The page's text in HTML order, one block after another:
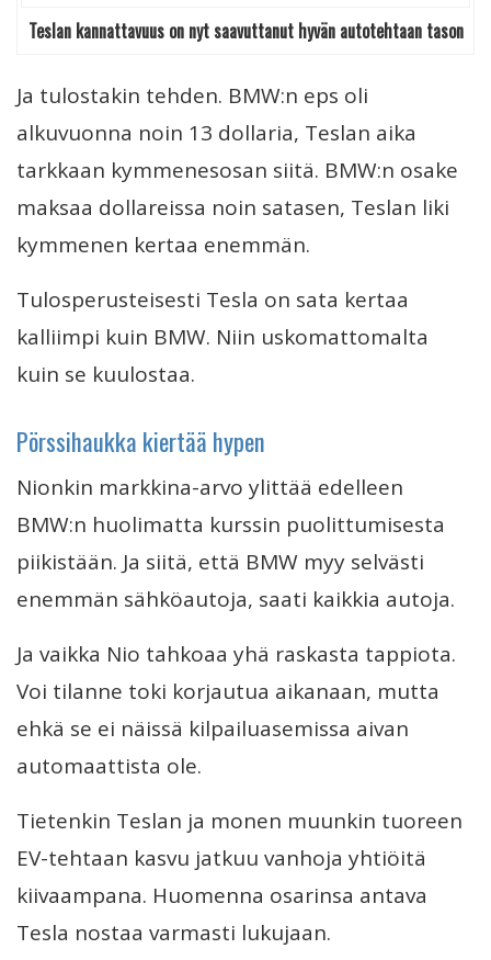
Teslan kannattavuus on nyt saavuttanut hyvän autotehtaan tason
Ja tulostakin tehden. BMW:n eps oli
alkuvuonna noin 13 dollaria, Teslan aika
tarkkaan kymmenesosan siitä. BMW:n osake
maksaa dollareissa noin satasen, Teslan liki
kymmenen kertaa enemmän.
Tulosperusteisesti Tesla on sata kertaa
kalliimpi kuin BMW. Niin uskomattomalta
kuin se kuulostaa.
Pörssihaukka kiertää hypen
Nionkin markkina-arvo ylittää edelleen
BMW:n huolimatta kurssin puolittumisesta
piikistään. Ja siitä, että BMW myy selvästi
enemmän sähköautoja, saati kaikkia autoja.
Ja vaikka Nio tahkoaa yhä raskasta tappiota.
Voi tilanne toki korjautua aikanaan, mutta
ehkä se ei näissä kilpailuasemissa aivan
automaattista ole.
Tietenkin Teslan ja monen muunkin tuoreen
EV-tehtaan kasvu jatkuu vanhoja yhtiöitä
kiivaampana. Huomenna osarinsa antava
Tesla nostaa varmasti lukujaan.